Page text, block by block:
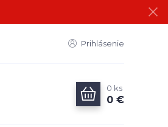
Prihlásenie
0 ks
0 €